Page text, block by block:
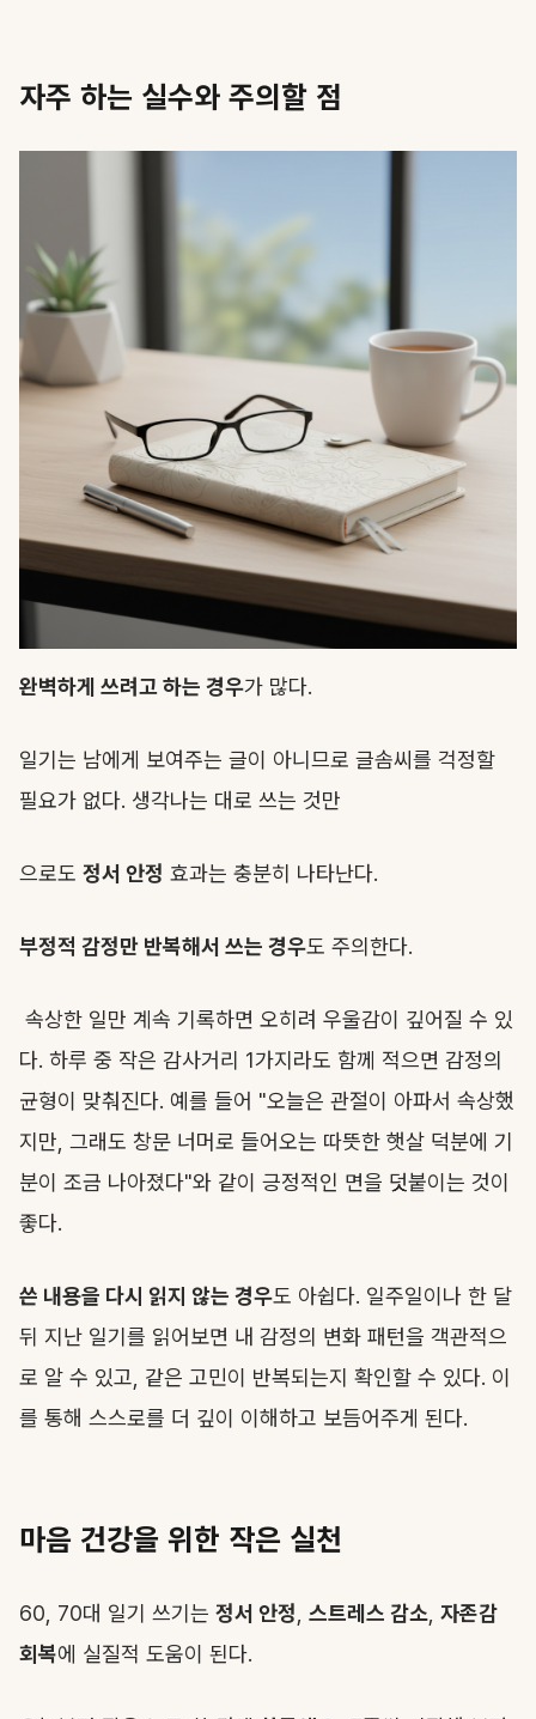
자주 하는 실수와 주의할 점
완벽하게 쓰려고 하는 경우가 많다.
일기는 남에게 보여주는 글이 아니므로 글솜씨를 걱정할
필요가 없다. 생각나는 대로 쓰는 것만
으로도 정서 안정 효과는 충분히 나타난다.
부정적 감정만 반복해서 쓰는 경우도 주의한다.
속상한 일만 계속 기록하면 오히려 우울감이 깊어질 수 있
다. 하루 중 작은 감사거리 1가지라도 함께 적으면 감정의
균형이 맞춰진다. 예를 들어 "오늘은 관절이 아파서 속상했
지만, 그래도 창문 너머로 들어오는 따뜻한 햇살 덕분에 기
분이 조금 나아졌다"와 같이 긍정적인 면을 덧붙이는 것이
좋다.
쓴 내용을 다시 읽지 않는 경우도 아쉽다. 일주일이나 한 달
뒤 지난 일기를 읽어보면 내 감정의 변화 패턴을 객관적으
로 알 수 있고, 같은 고민이 반복되는지 확인할 수 있다. 이
를 통해 스스로를 더 깊이 이해하고 보듬어주게 된다.
마음 건강을 위한 작은 실천
60, 70대 일기 쓰기는 정서 안정 스트레스 감소 자존감
회복에 실질적 도움이 된다.